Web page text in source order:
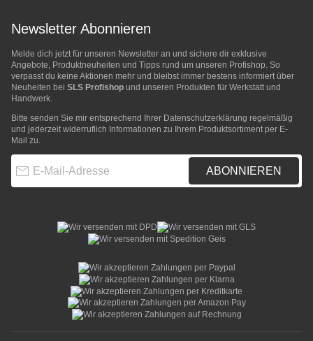
Newsletter Abonnieren
Melde dich jetzt für unseren Newsletter an und sichere dir exklusive
Angebote, Produktneuheiten und Tipps rund um unseren Profishop. So
verpasst du keine Aktionen mehr und bleibst immer bestens informiert über
Neuheiten bei SLS Profishop und unseren Produkten für Werkstatt und
Handwerk.
Bitte senden Sie mir entsprechend Ihrer Datenschutzerklärung regelmäßig
und jederzeit widerruflich Informationen zu Ihrem Produktsortiment per E-
Mail zu.
ABONNIEREN